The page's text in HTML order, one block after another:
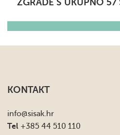
ZGRADE S UKUPNO 57
KONTAKT
info@sisak.hr
Tel +385 44 510 110